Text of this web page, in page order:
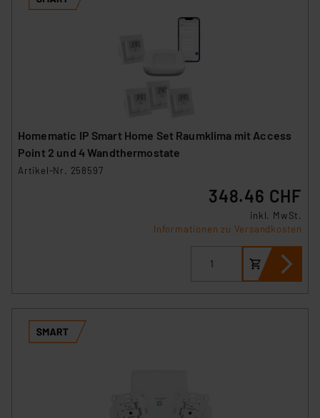
Homematic IP Smart Home Set Raumklima mit Access
Point 2 und 4 Wandthermostate
Artikel-Nr. 258597
348.46 CHF
inkl. MwSt.
Informationen zu Versandkosten